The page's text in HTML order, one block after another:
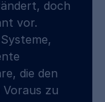
doch
vor.
die den
zu